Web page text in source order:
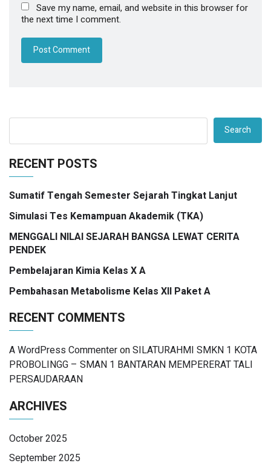
Save my name, email, and website in this browser for
the next time I comment.
Search
RECENT POSTS
Sumatif Tengah Semester Sejarah Tingkat Lanjut
Simulasi Tes Kemampuan Akademik (TKA)
MENGGALI NILAI SEJARAH BANGSA LEWAT CERITA
PENDEK
Pembelajaran Kimia Kelas X A
Pembahasan Metabolisme Kelas XII Paket A
RECENT COMMENTS
A WordPress CommenteronSILATURAHMI SMKN 1 KOTA
PROBOLINGG – SMAN 1 BANTARAN MEMPERERAT TALI
PERSAUDARAAN
ARCHIVES
October 2025
September 2025